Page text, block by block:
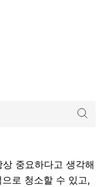
중요하다고 생각해
로 청소할 수 있고,